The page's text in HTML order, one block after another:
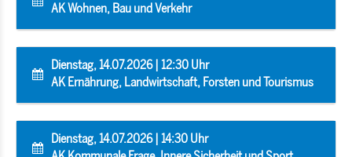
AK Wohnen, Bau und Verkehr
Dienstag, 14.07.2026 | 12:30 Uhr
AK Ernährung, Landwirtschaft, Forsten und Tourismus
Dienstag, 14.07.2026 | 14:30 Uhr